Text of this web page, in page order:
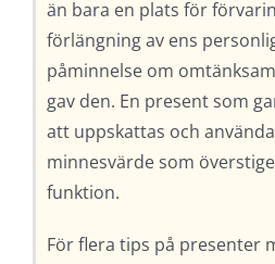
än bara en plats för
förlängning av ens
påminnelse om
gav den. En present som
att uppskattas och
minnesvärde som
funktion.
För flera tips på presenter